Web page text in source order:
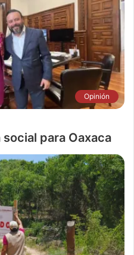
Opinión
para Oaxaca